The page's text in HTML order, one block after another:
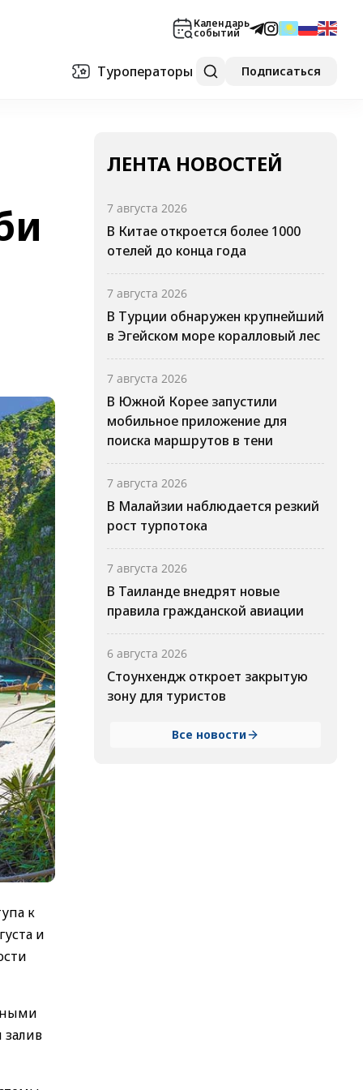
Календарь
событий
Туроператоры Подписаться
к
и
залив
ЛЕНТА НОВОСТЕЙ
7 августа 2026
В Китае откроется более 1000
отелей до конца года
7 августа 2026
В Турции обнаружен крупнейший
в Эгейском море коралловый лес
7 августа 2026
В Южной Корее запустили
мобильное приложение для
поиска маршрутов в тени
7 августа 2026
В Малайзии наблюдается резкий
рост турпотока
7 августа 2026
В Таиланде внедрят новые
правила гражданской авиации
6 августа 2026
Стоунхендж откроет закрытую
зону для туристов
Все новости